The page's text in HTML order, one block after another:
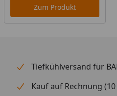
Zum Produkt
Tiefkühlversand für
Kauf auf Rechnung